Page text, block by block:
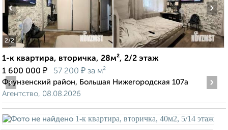
2/2
‹ ›
1-к квартира, вторичка, 28м², 2/2 этаж
1 600 000 ₽ 57 200 ₽ за м²
Фрунзенский район, Большая Нижегородская 107а
Агентство, 08.08.2026
‹ ›